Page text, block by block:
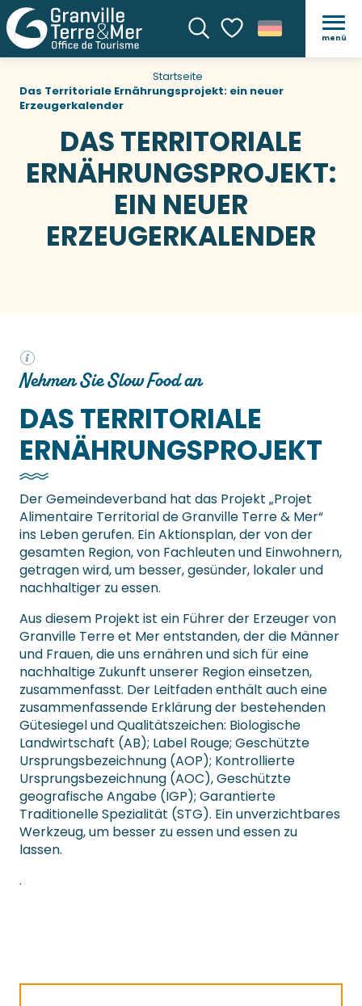
SucheVoir les favoris
menü
Startseite
Das Territoriale Ernährungsprojekt: ein neuer
Erzeugerkalender
DAS TERRITORIALE
ERNÄHRUNGSPROJEKT:
EIN NEUER
ERZEUGERKALENDER
Nehmen Sie Slow Food an
DAS TERRITORIALE
ERNÄHRUNGSPROJEKT
Der Gemeindeverband hat das Projekt „Projet
Alimentaire Territorial de Granville Terre & Mer“
ins Leben gerufen. Ein Aktionsplan, der von der
gesamten Region, von Fachleuten und Einwohnern,
getragen wird, um besser, gesünder, lokaler und
nachhaltiger zu essen.
Aus diesem Projekt ist ein Führer der Erzeuger von
Granville Terre et Mer entstanden, der die Männer
und Frauen, die uns ernähren und sich für eine
nachhaltige Zukunft unserer Region einsetzen,
zusammenfasst. Der Leitfaden enthält auch eine
zusammenfassende Erklärung der bestehenden
Gütesiegel und Qualitätszeichen: Biologische
Landwirtschaft (AB); Label Rouge; Geschützte
Ursprungsbezeichnung (AOP); Kontrollierte
Ursprungsbezeichnung (AOC), Geschützte
geografische Angabe (IGP); Garantierte
Traditionelle Spezialität (STG). Ein unverzichtbares
Werkzeug, um besser zu essen und essen zu
lassen.
.